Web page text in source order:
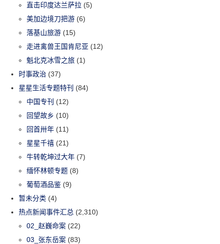
直击印度达兰萨拉 (5)
美加边境刀把游 (6)
落基山旅游 (15)
走进禽兽王国肯尼亚 (12)
魁北克冰雪之旅 (1)
时事政治 (37)
星星生活专题特刊 (84)
中国专刊 (12)
回望故乡 (10)
回首卅年 (11)
星星千禧 (21)
牛转乾坤过大年 (7)
缅怀林顿专题 (8)
葡萄酒品鉴 (9)
暂未分类 (4)
热点新闻事件汇总 (2,310)
02_赵巍命案 (22)
03_张东岳案 (83)